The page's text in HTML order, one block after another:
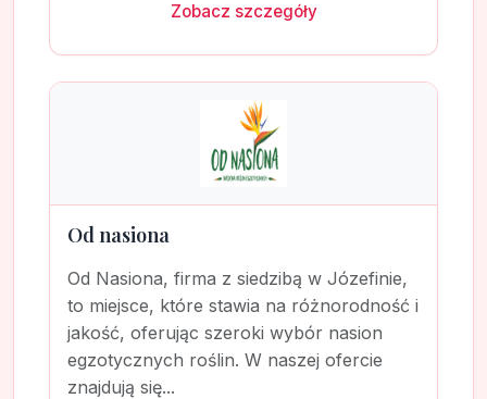
Zobacz szczegóły
Od nasiona
Od Nasiona, firma z siedzibą w Józefinie,
to miejsce, które stawia na różnorodność i
jakość, oferując szeroki wybór nasion
egzotycznych roślin. W naszej ofercie
znajdują się...